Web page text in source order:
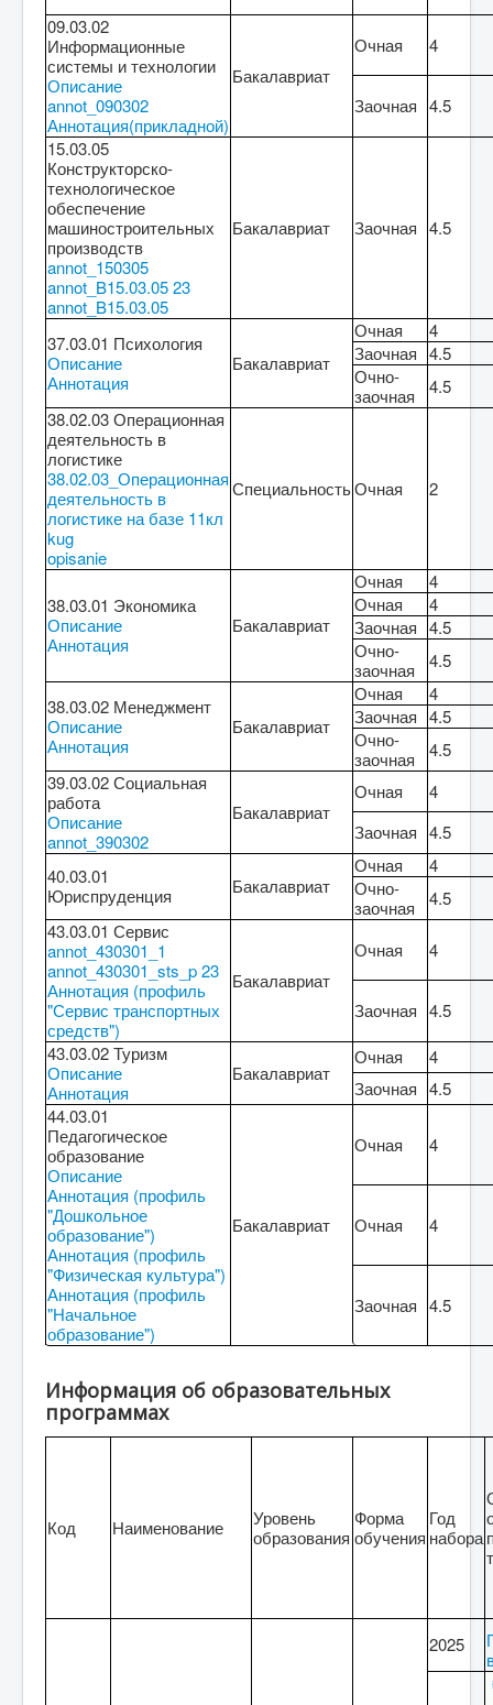
09.03.02
Информационные
системы и технологии
Описание
annot_090302
Аннотация(прикладной)
Бакалавриат
Очная 4
Заочная 4.5
15.03.05
Конструкторско-
технологическое
обеспечение
машиностроительных
производств
annot_150305
annot_B15.03.05 23
annot_B15.03.05
Бакалавриат Заочная 4.5
37.03.01 Психология
Описание
Аннотация
Бакалавриат
Очная
4
Заочная 4.5
Очно-
заочная
4.5
38.02.03 Операционная
деятельность в
логистике
38.02.03_Операционная
деятельность в
логистике на базе 11кл
kug
opisanie
СпециальностьОчная 2
38.03.01 Экономика
Описание
Аннотация
Бакалавриат
Очная
4
Очная
4
Заочная 4.5
Очно-
заочная
4.5
38.03.02 Менеджмент
Описание
Аннотация
Бакалавриат
Очная
4
Заочная 4.5
Очно-
заочная
4.5
39.03.02 Социальная
работа
Описание
annot_390302
Бакалавриат
Очная
4
Заочная 4.5
40.03.01
Юриспруденция
Бакалавриат
Очная
4
Очно-
заочная
4.5
43.03.01 Сервис
annot_430301_1
annot_430301_sts_p 23
Аннотация (профиль
"Сервис транспортных
средств")
Бакалавриат
Очная 4
Заочная 4.5
43.03.02 Туризм
Описание
Аннотация
Бакалавриат
Очная
4
Заочная 4.5
44.03.01
Педагогическое
образование
Описание
Аннотация (профиль
"Дошкольное
образование")
Аннотация (профиль
"Физическая культура")
Аннотация (профиль
"Начальное
образование")
Бакалавриат
Очная 4
Очная 4
Заочная 4.5
Информация об образовательных
программах
Код Наименование
Уровень
образования
Форма
обучения
Год
набора
2025